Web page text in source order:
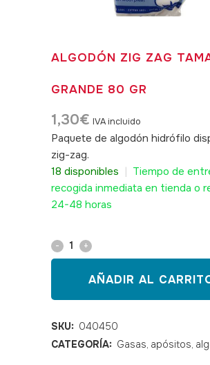
ALGODÓN ZIG ZAG
GRANDE 80 GR
1,30€ IVA incluido
Paquete de algodón hidrófilo
zig-zag.
18 disponibles
Tiempo de
recogida inmediata en tienda o
24-48 horas
Algodón
zag
tamaño
grande
AÑADIR AL
SKU: 040450
CATEGORÍA: Gasas, apósitos,